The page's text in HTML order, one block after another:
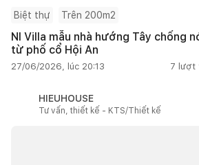
Biệt thự Trên 200m2
NI Villa mẫu nhà hướng Tây chống
từ phố cổ Hội An
27/06/2026, lúc 20:13 7 lượt
HIEUHOUSE
Tư vấn, thiết kế - KTS/Thiết kế